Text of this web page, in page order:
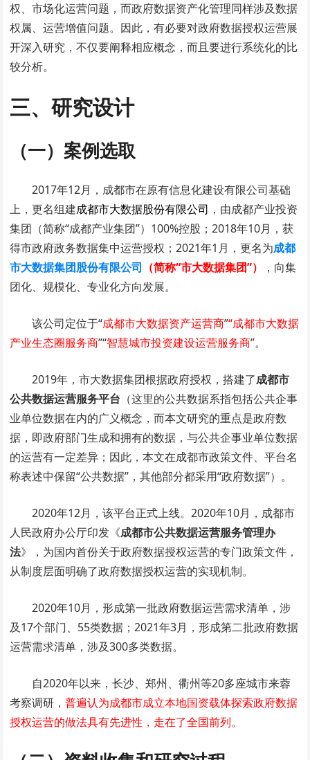
权、市场化运营问题，而政府数据资产化管理同样涉及数据
权属、运营增值问题。因此，有必要对政府数据授权运营展
开深入研究，不仅要阐释相应概念，而且要进行系统化的比
较分析。
三、研究设计
（一）案例选取
2017年12月，成都市在原有信息化建设有限公司基础
上，更名组建成都市大数据股份有限公司 ，由成都产业投资
集团（简称“成都产业集团”）100%控股；2018年10月，获
得市政府政务数据集中运营授权；2021年1月，更名为成都
市大数据集团股份有限公司 （简称“市大数据集团”）
，向集
团化、规模化、专业化方向发展。
该公司定位于“成都市大数据资产运营商”“成都市大数据
产业生态圈服务商”“智慧城市投资建设运营服务商”。
2019年，市大数据集团根据政府授权，搭建了成都市
公共数据运营服务平台 （这里的公共数据系指包括公共企事
业单位数据在内的广义概念，而本文研究的重点是政府数
据，即政府部门生成和拥有的数据，与公共企事业单位数据
的运营有一定差异；因此，本文在成都市政策文件、平台名
称表述中保留“公共数据”，其他部分都采用“政府数据”）。
2020年12月，该平台正式上线。2020年10月，成都市
人民政府办公厅印发《成都市公共数据运营服务管理办
法》，为国内首份关于政府数据授权运营的专门政策文件，
从制度层面明确了政府数据授权运营的实现机制。
2020年10月，形成第一批政府数据运营需求清单，涉
及17个部门、55类数据；2021年3月，形成第二批政府数据
运营需求清单，涉及300多类数据。
自2020年以来，长沙、郑州、衢州等20多座城市来蓉
考察调研，普遍认为成都市成立本地国资载体探索政府数据
授权运营的做法具有先进性，走在了全国前列。